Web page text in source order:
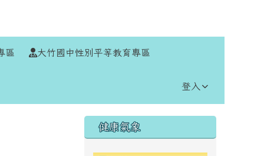
區 大竹國中性別平等教育專區
登入
右邊區域內容
健康氣象